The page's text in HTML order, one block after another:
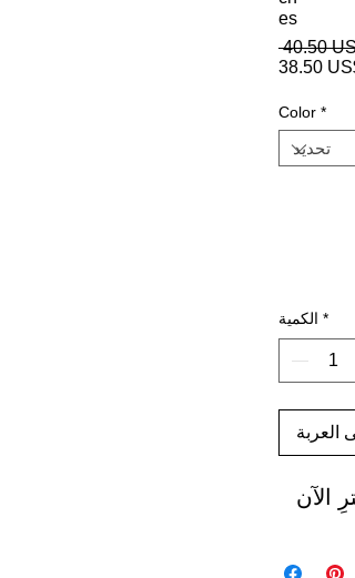
es
‏40.50
‏38.50 US$
Color *
الكمية *
العربة
الآن